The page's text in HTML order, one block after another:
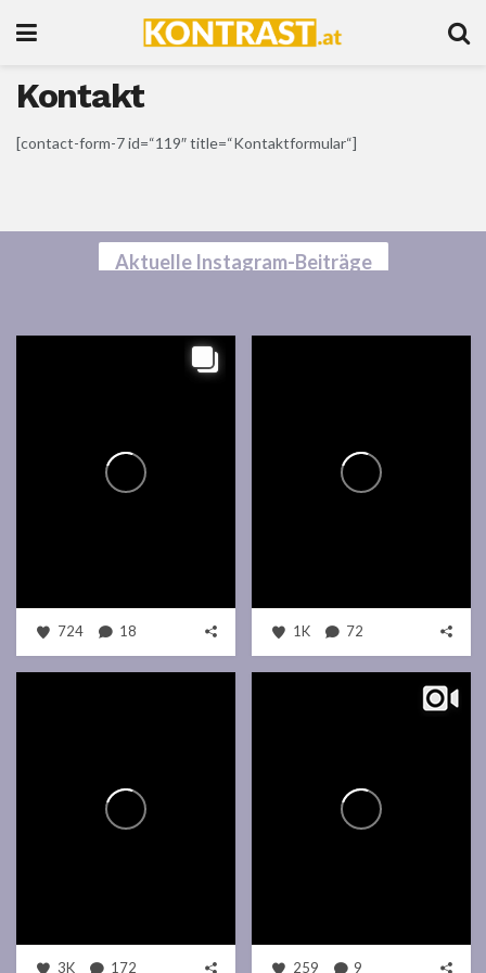
Kontakt
[contact-form-7 id=“119″ title=“Kontaktformular“]
Aktuelle Instagram-Beiträge
724 18 1K 72
3K 172 259 9